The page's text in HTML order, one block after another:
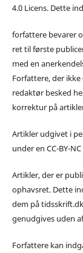
4.0 Licens. Dette
forfattere bevarer
ret til første
med en
Forfattere, der
redaktør besked
korrektur på
Artikler udgivet i
under en CC-BY-
Artikler, der er
ophavsret. Dette
dem på
genudgives uden
Forfattere kan